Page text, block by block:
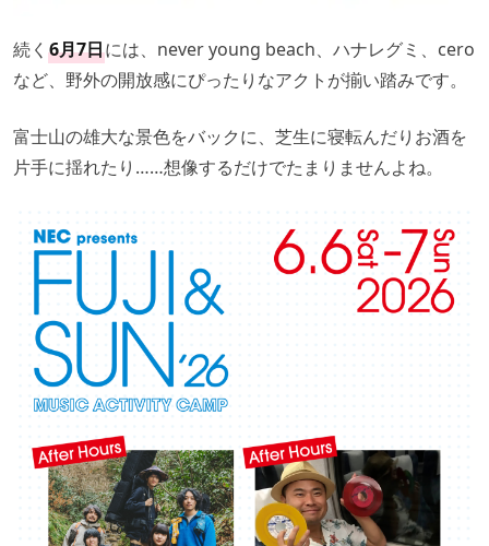
続く 6月7日には、never young beach、ハナレグミ、cero
など、野外の開放感にぴったりなアクトが揃い踏みです。
富士山の雄大な景色をバックに、芝生に寝転んだりお酒を
片手に揺れたり……想像するだけでたまりませんよね。